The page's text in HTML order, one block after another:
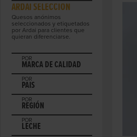
ARDAI SELECCIÓN
Quesos anónimos
seleccionados y etiquetados
por Ardai para clientes que
quieran diferenciarse.
POR
MARCA DE CALIDAD
POR
PAIS
POR
REGIÓN
POR
LECHE